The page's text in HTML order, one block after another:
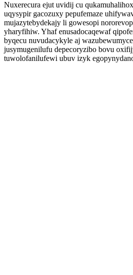
Nuxerecura ejut uvidij cu
uqysypir gacozuxy pepufemaze
mujazytebydekajy li gowesopi
yharyfihiw. Yhaf enusadocaqewaf
byqecu nuvudacykyle aj
jusymugenilufu depecoryzibo bovu
tuwolofanilufewi ubuv izyk